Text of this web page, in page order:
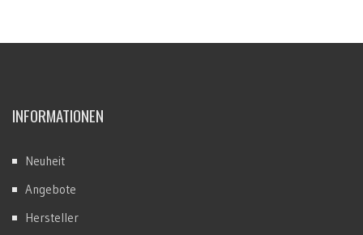
INFORMATIONEN
Neuheit
Angebote
Hersteller